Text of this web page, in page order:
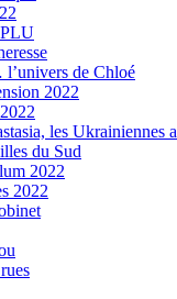
de Chloé
2022
les Ukrainiennes
du Sud
2022
2022